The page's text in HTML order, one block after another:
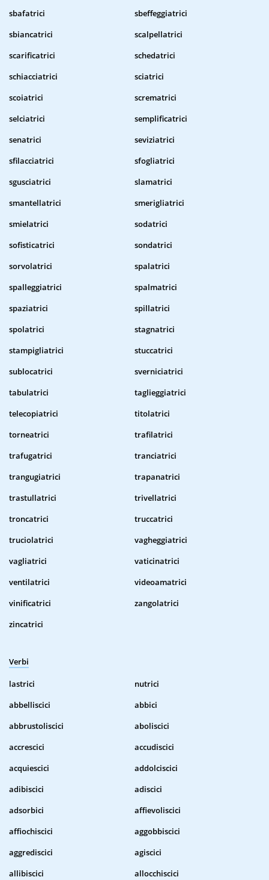
sbafatrici
sbeffeggiatrici
sbiancatrici
scalpellatrici
scarificatrici
schedatrici
schiacciatrici
sciatrici
scoiatrici
scrematrici
selciatrici
semplificatrici
senatrici
seviziatrici
sfilacciatrici
sfogliatrici
sgusciatrici
slamatrici
smantellatrici
smerigliatrici
smielatrici
sodatrici
sofisticatrici
sondatrici
sorvolatrici
spalatrici
spalleggiatrici
spalmatrici
spaziatrici
spillatrici
spolatrici
stagnatrici
stampigliatrici
stuccatrici
sublocatrici
sverniciatrici
tabulatrici
taglieggiatrici
telecopiatrici
titolatrici
torneatrici
trafilatrici
trafugatrici
tranciatrici
trangugiatrici
trapanatrici
trastullatrici
trivellatrici
troncatrici
truccatrici
truciolatrici
vagheggiatrici
vagliatrici
vaticinatrici
ventilatrici
videoamatrici
vinificatrici
zangolatrici
zincatrici
Verbi
lastrici
nutrici
abbelliscici
abbici
abbrustoliscici
aboliscici
accrescici
accudiscici
acquiescici
addolciscici
adibiscici
adiscici
adsorbici
affievoliscici
affiochiscici
aggobbiscici
aggrediscici
agiscici
allibiscici
allocchiscici